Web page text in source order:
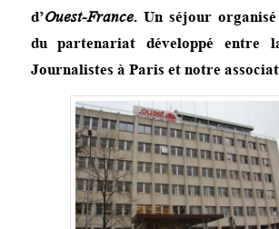
d’Ouest-France. Un séjour
du partenariat développé entre
Journalistes à Paris et notre